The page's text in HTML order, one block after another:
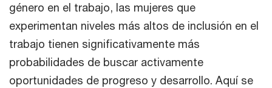
género en el trabajo, las mujeres que
experimentan niveles más altos de inclusión en el
trabajo tienen significativamente más
probabilidades de buscar activamente
oportunidades de progreso y desarrollo. Aquí se